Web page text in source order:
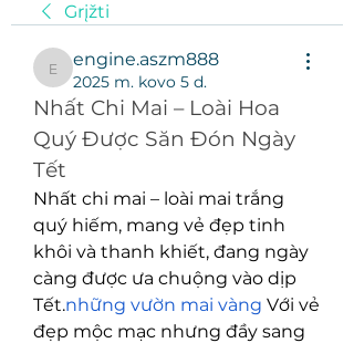
Grįžti
engine.aszm888
engine.aszm888
2025 m. kovo 5 d.
Nhất Chi Mai – Loài Hoa
Quý Được Săn Đón Ngày
Tết
Nhất chi mai – loài mai trắng
quý hiếm, mang vẻ đẹp tinh
khôi và thanh khiết, đang ngày
càng được ưa chuộng vào dịp
Tết.những vườn mai vàng Với vẻ
đẹp mộc mạc nhưng đầy sang